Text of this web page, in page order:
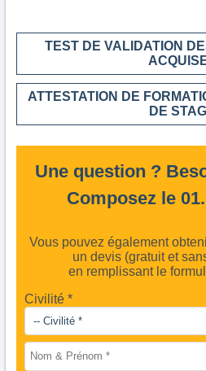
TEST DE VALIDATION
ATTESTATION DE
DE
Une question ?
Composez le
Vous pouvez également
un devis (gratuit et
en remplissant le
Civilité *